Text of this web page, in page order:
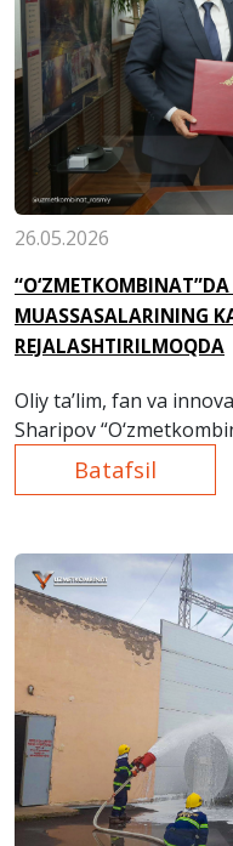
26.05.2026
MUASSASALARINING
REJALASHTIRILMOQDA
Oliy ta’lim, fan va
Sharipov
Batafsil